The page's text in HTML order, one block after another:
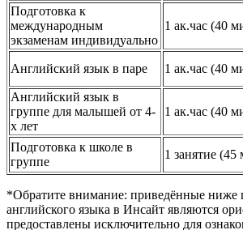
Подготовка к
международным
экзаменам индивидуально
1 ак.час (40
Английский язык в паре 1 ак.час (40
Английский язык в
группе для малышей от 4-
х лет
1 ак.час (40
Подготовка к школе в
группе
1 занятие (45
*Обратите внимание: приведённые ниже
английского языка в Инсайт являются
предоставлены исключительно для